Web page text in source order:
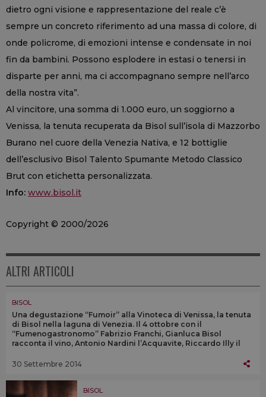
dietro ogni visione e rappresentazione del reale c’è
sempre un concreto riferimento ad una massa di colore, di
onde policrome, di emozioni intense e condensate in noi
fin da bambini. Possono esplodere in estasi o tenersi in
disparte per anni, ma ci accompagnano sempre nell’arco
della nostra vita”.
Al vincitore, una somma di 1.000 euro, un soggiorno a
Venissa, la tenuta recuperata da Bisol sull’isola di Mazzorbo
Burano nel cuore della Venezia Nativa, e 12 bottiglie
dell’esclusivo Bisol Talento Spumante Metodo Classico
Brut con etichetta personalizzata.
Info: www.bisol.it
Copyright © 2000/2026
ALTRI ARTICOLI
BISOL
Una degustazione “Fumoir” alla Vinoteca di Venissa, la tenuta
di Bisol nella laguna di Venezia. Il 4 ottobre con il
“Fumenogastronomo” Fabrizio Franchi, Gianluca Bisol
racconta il vino, Antonio Nardini l’Acquavite, Riccardo Illy il
30 Settembre 2014
BISOL